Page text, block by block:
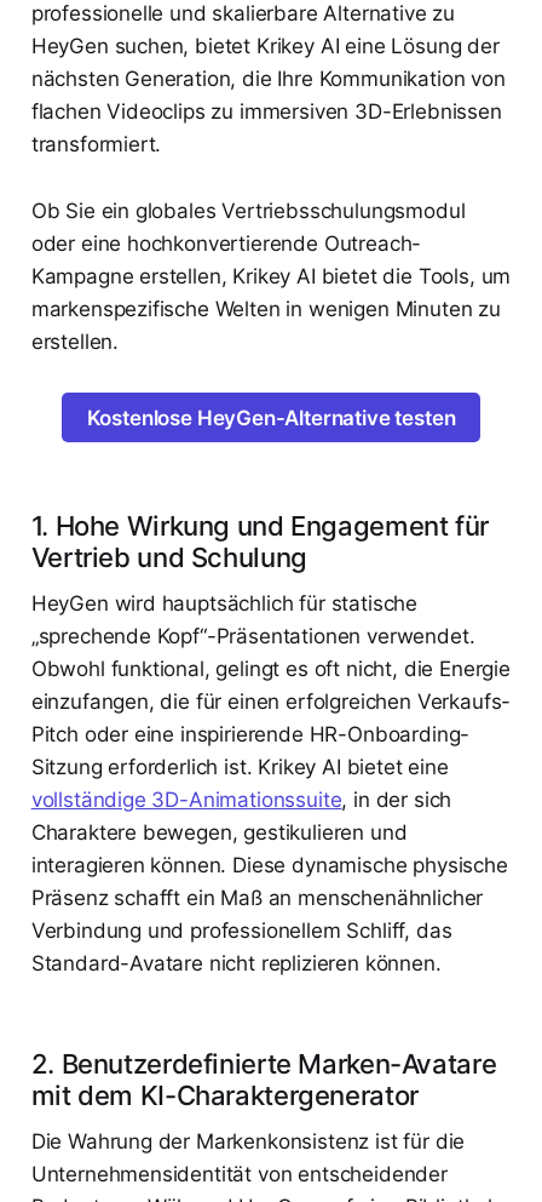
professionelle und skalierbare Alternative zu
HeyGen suchen, bietet Krikey AI eine Lösung der
nächsten Generation, die Ihre Kommunikation von
flachen Videoclips zu immersiven 3D-Erlebnissen
transformiert.
Ob Sie ein globales Vertriebsschulungsmodul
oder eine hochkonvertierende Outreach-
Kampagne erstellen, Krikey AI bietet die Tools, um
markenspezifische Welten in wenigen Minuten zu
erstellen.
Kostenlose HeyGen-Alternative testen
1. Hohe Wirkung und Engagement für
Vertrieb und Schulung
HeyGen wird hauptsächlich für statische
„sprechende Kopf“-Präsentationen verwendet.
Obwohl funktional, gelingt es oft nicht, die Energie
einzufangen, die für einen erfolgreichen Verkaufs-
Pitch oder eine inspirierende HR-Onboarding-
Sitzung erforderlich ist. Krikey AI bietet eine
vollständige 3D-Animationssuite, in der sich
Charaktere bewegen, gestikulieren und
interagieren können. Diese dynamische physische
Präsenz schafft ein Maß an menschenähnlicher
Verbindung und professionellem Schliff, das
Standard-Avatare nicht replizieren können.
2. Benutzerdefinierte Marken-Avatare
mit dem KI-Charaktergenerator
Die Wahrung der Markenkonsistenz ist für die
Unternehmensidentität von entscheidender